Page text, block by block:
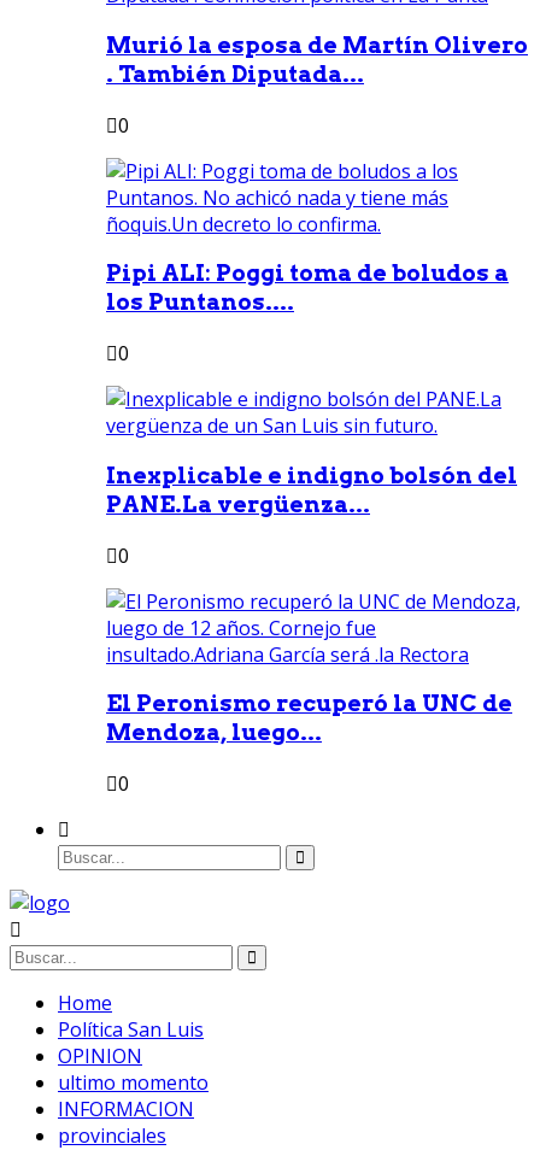
Murió la esposa de Martín Olivero
. También Diputada...
0
Pipi ALI: Poggi toma de boludos a
los Puntanos....
0
Inexplicable e indigno bolsón del
PANE.La vergüenza...
0
El Peronismo recuperó la UNC de
Mendoza, luego...
0
Home
Política San Luis
OPINION
ultimo momento
INFORMACION
provinciales